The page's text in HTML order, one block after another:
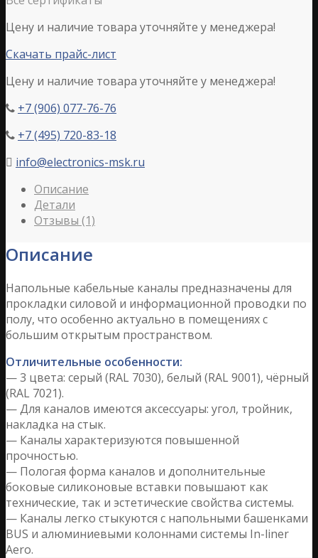
Цену и наличие товара уточняйте у менеджера!
Скачать прайс-лист
Цену и наличие товара уточняйте у менеджера!
 +7 (906) 077-76-76
 +7 (495) 720-83-18
 info@electronics-msk.ru
Описание
Детали
Отзывы (1)
Описание
Напольные кабельные каналы предназначены для
прокладки силовой и информационной проводки по
полу, что особенно актуально в помещениях с
большим открытым пространством.
Отличительные особенности:
— 3 цвета: серый (RAL 7030), белый (RAL 9001), чёрный
(RAL 7021).
— Для каналов имеются аксессуары: угол, тройник,
накладка на стык.
— Каналы характеризуются повышенной
прочностью.
— Пологая форма каналов и дополнительные
боковые силиконовые вставки повышают как
технические, так и эстетические свойства системы.
— Каналы легко стыкуются с напольными башенками
BUS и алюминиевыми колоннами системы In-liner
Aero.